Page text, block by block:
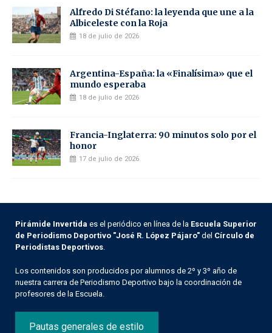
Alfredo Di Stéfano: la leyenda que une a la
Albiceleste con la Roja
18 de julio de 2026
Argentina-España: la «Finalísima» que el
mundo esperaba
18 de julio de 2026
Francia-Inglaterra: 90 minutos solo por el
honor
17 de julio de 2026
Pirámide Invertida es el periódico en línea de la Escuela Superior
de Periodismo Deportivo "José R. López Pájaro" del Círculo de
Periodistas Deportivos
Los contenidos son producidos por alumnos de 2º y 3º año de
nuestra carrera de Periodismo Deportivo bajo la coordinación de
profesores de la Escuela.
Pautas generales de estilo